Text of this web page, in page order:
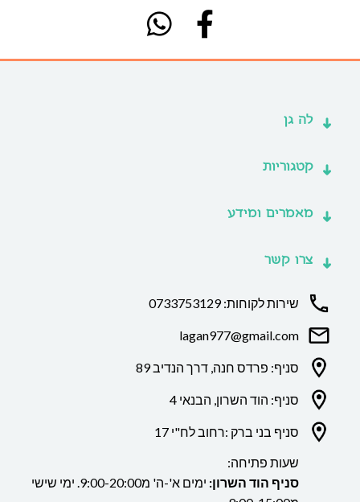
לה גן
קטגוריות
מאמרים ומידע
צרו קשר
שירות לקוחות: 0733753129
lagan977@gmail.com
סניף: פרדס חנה, דרך הנדיב 89
סניף: הוד השרון, הבנאי 4
סניף בני ברק :רחוב לח"י 17
שעות פתיחה:
סניף הוד השרון:
ימים א'-ה' מ9:00-20:00. ימי שישי